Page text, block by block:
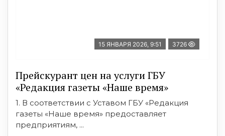
15 ЯНВАРЯ 2026, 9:51 3726
Прейскурант цен на услуги ГБУ
«Редакция газеты «Наше время»
1. В соответствии с Уставом ГБУ «Редакция
газеты «Наше время» предоставляет
предприятиям, ...